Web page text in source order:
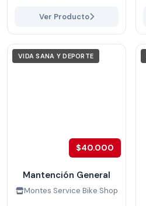
Ver Producto
VIDA SANA Y DEPORTE
$40.000
Mantención General
Montes Service Bike Shop